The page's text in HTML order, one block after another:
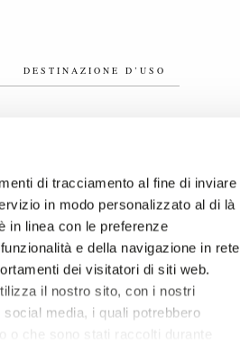
di tracciamento al fine di inviare
in modo personalizzato al di là
in linea con le preferenze
e della navigazione in rete
dei visitatori di siti web.
il nostro sito, con i nostri
media, i quali potrebbero
o che sono stati raccolti durante
DESTINAZIONE D’USO